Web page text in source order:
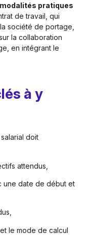
modalités pratiques
de travail, qui
société de portage,
la collaboration
en intégrant le
à y
doit
attendus,
une date de début et
le mode de calcul